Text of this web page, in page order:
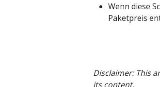
Wenn diese
Paketpreis
Disclaimer: This
its content.